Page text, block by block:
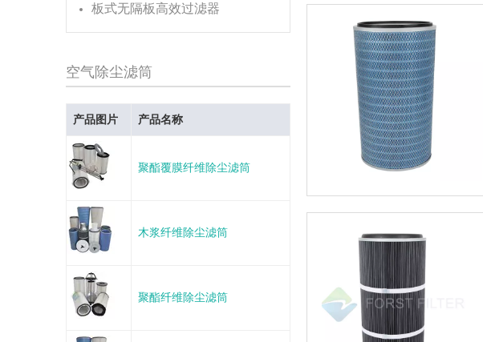
板式无隔板高效过滤器
空气除尘滤筒
产品图片 产品名称
聚酯覆膜纤维除尘滤筒
木浆纤维除尘滤筒
聚酯纤维除尘滤筒